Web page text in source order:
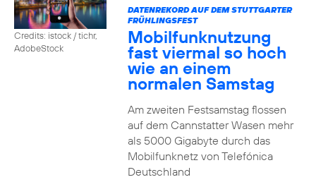
Credits: istock / tichr,
AdobeStock
DATENREKORD AUF DEM STUTTGARTER
FRÜHLINGSFEST
Mobilfunknutzung
fast viermal so hoch
wie an einem
normalen Samstag
Am zweiten Festsamstag flossen
auf dem Cannstatter Wasen mehr
als 5000 Gigabyte durch das
Mobilfunknetz von Telefónica
Deutschland